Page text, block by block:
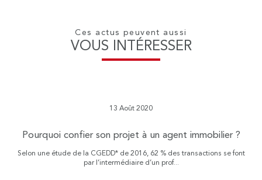
Ces actus peuvent aussi
VOUS INTÉRESSER
13 Août 2020
Pourquoi confier son projet à un agent immobilier ?
Selon une étude de la CGEDD* de 2016, 62 % des transactions se font
par l’intermédiaire d’un prof...